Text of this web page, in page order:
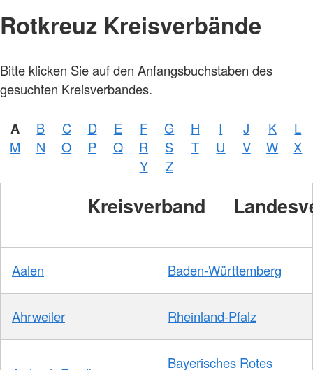
Rotkreuz Kreisverbände
Bitte klicken Sie auf den Anfangsbuchstaben des
gesuchten Kreisverbandes.
A B C D E F G H I J K
L
M
N O P Q R S T U V W
X
Y
Z
Kreisverband
Aalen Baden-Württemberg
Ahrweiler Rheinland-Pfalz
Bayerisches Rotes